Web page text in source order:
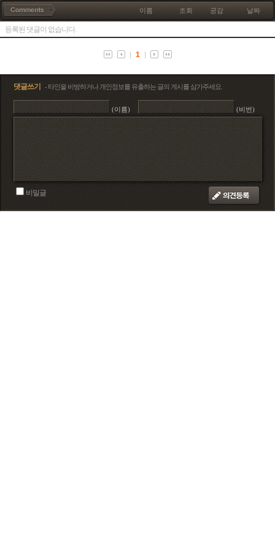
이름 조회 공감 날짜
등록된 댓글이 없습니다.
1
댓글쓰기 - 타인을 비방하거나 개인정보를 유출하는 글의 게시를 삼가주세요.
(이름) (비번)
비밀글